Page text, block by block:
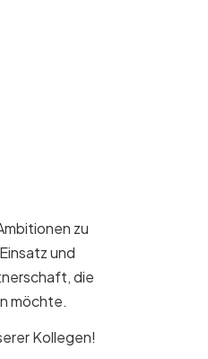
zu
und
die
möchte.
Kollegen!